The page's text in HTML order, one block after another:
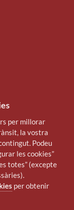
per millorar
la vostra
Podeu
les cookies”
totes” (excepte
per obtenir